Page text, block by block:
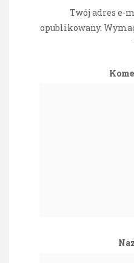
Twój adres e-
opublikowany.